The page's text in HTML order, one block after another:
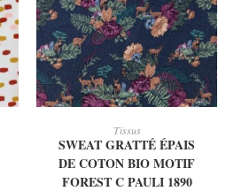
AJOUTER AU PANIER
Tissus
SWEAT GRATTÉ ÉPAIS
DE COTON BIO MOTIF
FOREST C PAULI 1890